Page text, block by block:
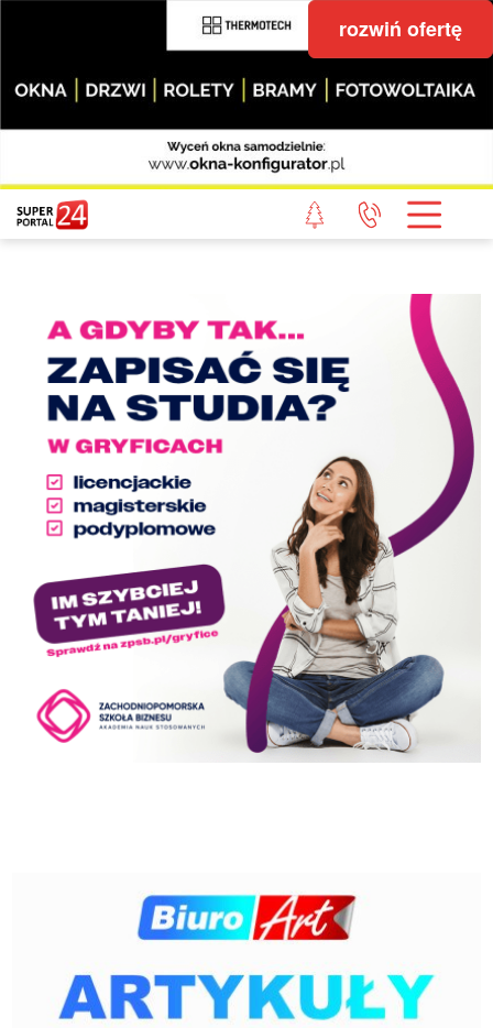
rozwiń ofertę
STRONA GŁÓWNA
POWIAT GRYFICKI
WIADOMOŚCI Z LASU
STUDIO SUPERPORTALU
KONTAKT
REDAKCJA
REGULAMIN